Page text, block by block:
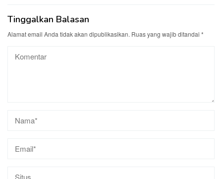
Tinggalkan Balasan
Alamat email Anda tidak akan dipublikasikan. Ruas yang wajib ditandai *